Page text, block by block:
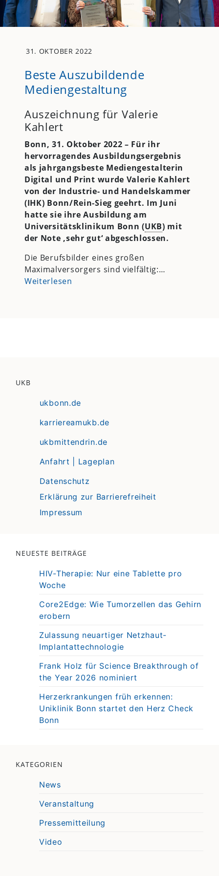
31. OKTOBER 2022
Beste Auszubildende
Mediengestaltung
Auszeichnung für Valerie
Kahlert
Bonn, 31. Oktober 2022 – Für ihr
hervorragendes Ausbildungsergebnis
als jahrgangsbeste Mediengestalterin
Digital und Print wurde Valerie Kahlert
von der Industrie- und Handelskammer
(IHK) Bonn/Rein-Sieg geehrt. Im Juni
hatte sie ihre Ausbildung am
Universitätsklinikum Bonn (UKB) mit
der Note ‚sehr gut‘ abgeschlossen.
Die Berufsbilder eines großen
Maximalversorgers sind vielfältig:…
Weiterlesen
UKB
ukbonn.de
karriereamukb.de
ukbmittendrin.de
Anfahrt | Lageplan
Datenschutz
Erklärung zur Barrierefreiheit
Impressum
NEUESTE BEITRÄGE
HIV-Therapie: Nur eine Tablette pro
Woche
Core2Edge: Wie Tumorzellen das Gehirn
erobern
Zulassung neuartiger Netzhaut-
Implantattechnologie
Frank Holz für Science Breakthrough of
the Year 2026 nominiert
Herzerkrankungen früh erkennen:
Uniklinik Bonn startet den Herz Check
Bonn
KATEGORIEN
News
Veranstaltung
Pressemitteilung
Video